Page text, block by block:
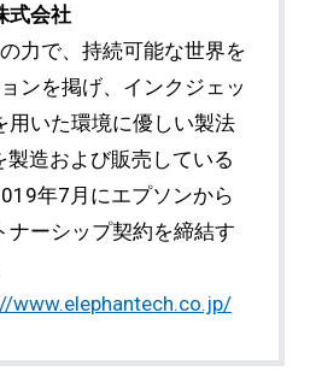
式会社
力で、持続可能な世界を
ンを掲げ、インクジェッ
用いた環境に優しい製法
製造および販売している
年7月にエプソンから
ナーシップ契約を締結す
www.elephantech.co.jp/